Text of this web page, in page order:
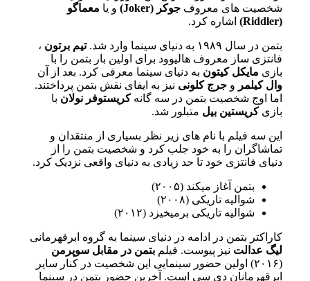
شخصیت های معروف جوکر (Joker) و یا معماگو
(Riddler)
اشاره کرد.
بتمن در سال ۱۹۸۹ به دنیای سینما وارد شد. تیم برتون ،
فانتزی ساز معروف هالیوود برای اولین بار بتمن را با
بازی مایکل کیتون به دنیای سینما معرفی کرد. بعد از آن
وال کیلمر وجرج کلونی نیز به ایفای نقش بتمن پرداختند.
اما اوج شخصیت بتمن در سه گانهکریستوفر نولان با
بازی کریستین بیل متبلور شد.
این سه فیلم با نام های زیر نظر بسیاری از منتقدان و
تماشاگران را به خود جلب کرد و شخصیت بتمن را از
دنیای فانتزی خود تا حد زیادی به دنیای واقعی نزدیک کرد.
بتمن آغاز میکند (۲۰۰۵)
شوالیه تاریکی (۲۰۰۸)
شوالیه تاریکی برمیخیزد (۲۰۱۲)
کاراکتر بتمن در ادامه در دنیای سینما به گروه ابرقهرمانی
لیگ عدالت نیز پیوست. فیلمبتمن در مقابل سوپرمن
(۲۰۱۶) اولین حضور سینمایی این شخصیت در کنار سایر
ابرقهرمانان دی سی است. آخرین حضور بتمن در سینما